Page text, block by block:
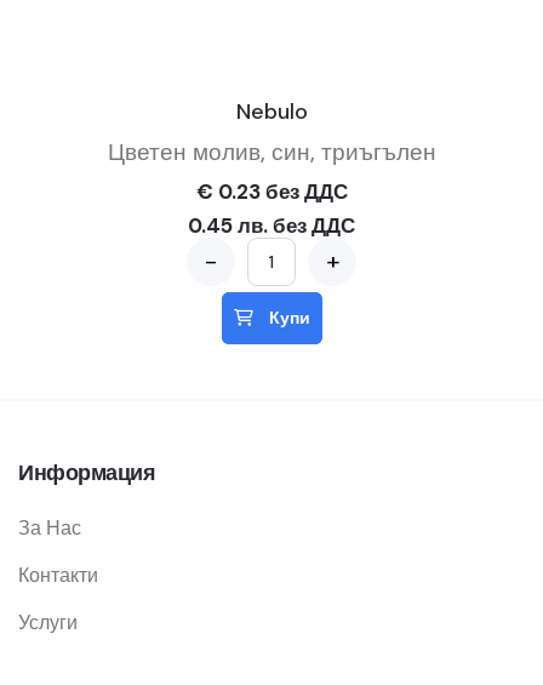
Nebulo
Цветен молив, син, триъгълен
€ 0.23 без ДДС
0.45 лв. без ДДС
- +
Купи
Информация
За Нас
Контакти
Услуги